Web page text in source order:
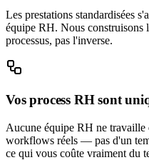
Les prestations standardisées
équipe RH. Nous construisons
processus, pas l'inverse.
Vos process RH sont
Aucune équipe RH ne travaille
workflows réels — pas d'un
ce qui vous coûte vraiment du